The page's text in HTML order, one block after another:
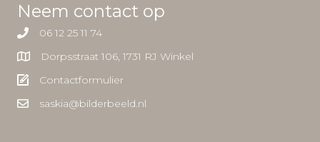
Neem contact op
06 12 25 11 74
Dorpsstraat 106, 1731 RJ Winkel
Contactformulier
saskia@bilderbeeld.nl